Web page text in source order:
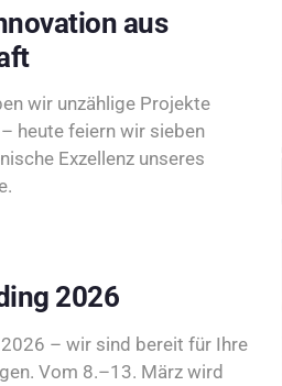
aus
wir unzählige Projekte
heute feiern wir sieben
Exzellenz unseres
2026
– wir sind bereit für Ihre
Vom 8.–13. März wird